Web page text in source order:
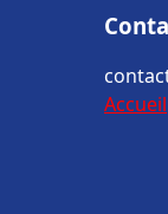
Accueil